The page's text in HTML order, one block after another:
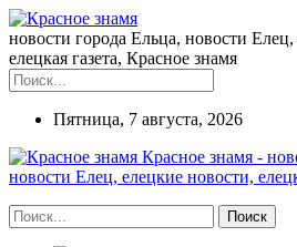
новости города Ельца, новости
елецкая газета, Красное знамя
Пятница, 7 августа, 2026
Красное знамя -
новости Елец, елецкие новости,